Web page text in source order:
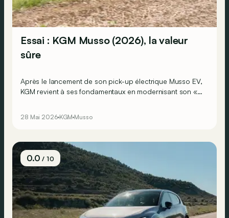
Essai : KGM Musso (2026), la valeur
sûre
Après le lancement de son pick-up électrique Musso EV,
KGM revient à ses fondamentaux en modernisant son «
variante longue Grand Musso.
28 Mai 2026 KGM Musso
0.0/ 10